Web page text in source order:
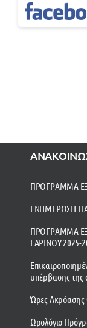
ΠΡΟΓΡΑΜΜΑ
ΕΝΗΜΕΡΩΣΗ
ΠΡΟΓΡΑΜΜΑ
ΕΑΡΙΝΟΥ 2025-
υπέρβασης της
Ώρες Ακρόασης
Ωρολόγιο